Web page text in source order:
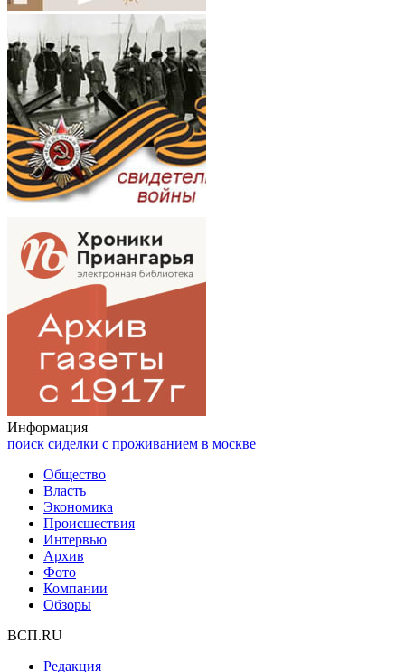
Информация
поиск сиделки с проживанием в москве
Общество
Власть
Экономика
Происшествия
Интервью
Архив
Фото
Компании
Обзоры
ВСП.RU
Редакция